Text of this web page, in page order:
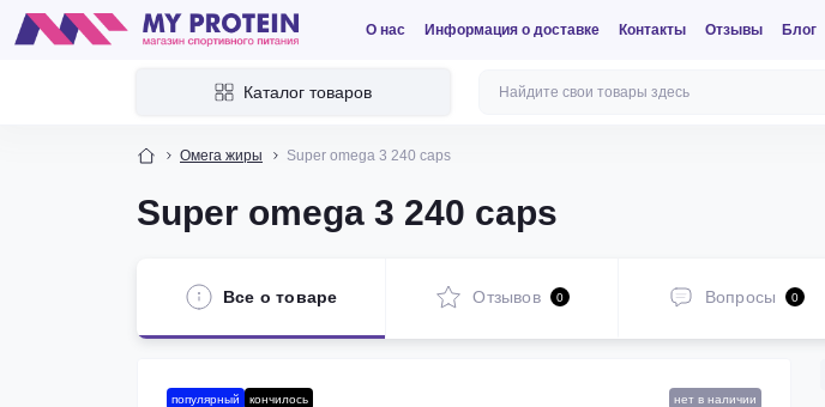
О нас Информация о доставке Контакты Отзывы Блог
Каталог товаров
Омега жиры Super omega 3 240 caps
Super omega 3 240 caps
Все о товаре Отзывов 0 Вопросы 0
популярный кончилось нет в наличии